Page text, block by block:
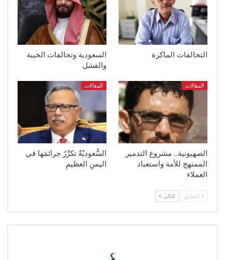
التحالفات الماكرة
السعودية وتحالفات الخيبة
والفشل
المقالات
الصهيونية.. مشروع التدمير
الممنهج للأمة واستعباد
العملاء
المقالات
السُّعوديّةُ تكرِّرُ جرائمَها في
اليمنِ العظيمِ
السابق التالي